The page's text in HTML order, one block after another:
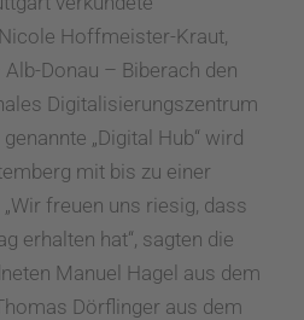
Hoffmeister-Kraut,
Donau – Biberach den
Digitalisierungszentrum
„Digital Hub“ wird
mit bis zu einer
freuen uns riesig, dass
erhalten hat“, sagten die
Manuel Hagel aus dem
Dörflinger aus dem